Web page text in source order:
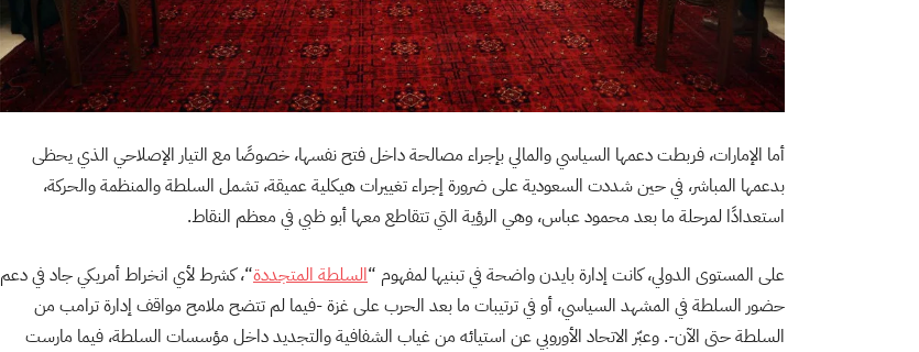
أما الإمارات، فربطت دعمها السياسي والمالي بإجراء مصالحة داخل فتح نفسها، خصوصًا مع التيار الإصلاحي الذي يحظى
بدعمها المباشر، في حين شددت السعودية على ضرورة إجراء تغييرات هيكلية عميقة، تشمل السلطة والمنظمة والحركة،
استعدادًا لمرحلة ما بعد محمود عباس، وهي الرؤية التي تتقاطع معها أبو ظبي في معظم النقاط.
على المستوى الدولي، كانت إدارة بايدن واضحة في تبنيها لمفهوم “السلطة المتجددة“، كشرط لأي انخراط أمريكي جاد في دعم
حضور السلطة في المشهد السياسي، أو في ترتيبات ما بعد الحرب على غزة -فيما لم تتضح ملامح مواقف إدارة ترامب من
السلطة حتى الآن-. وعبّر الاتحاد الأوروبي عن استيائه من غياب الشفافية والتجديد داخل مؤسسات السلطة، فيما مارست